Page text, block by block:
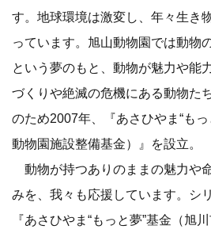
す。地球環境は激変し、年々生き
っています。旭山動物園では動物
という夢のもと、動物が魅力や能
づくりや絶滅の危機にある動物た
のため2007年、『あさひやま“も
動物園施設整備基金）』を設立。
動物が持つありのままの魅力や
みを、我々も応援しています。シ
『あさひやま“もっと夢”基金（旭